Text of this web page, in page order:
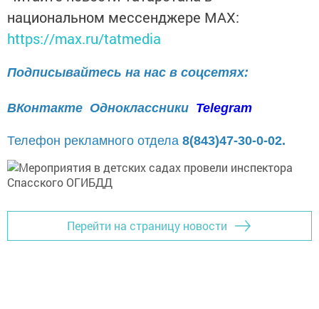
национальном мессенджере MАХ:
https://max.ru/tatmedia
Подписывайтесь на нас в соцсетях:
ВКонтакте Одноклассники Telegram
Телефон рекламного отдела 8(843)47-30-0-02.
Перейти на страницу новости